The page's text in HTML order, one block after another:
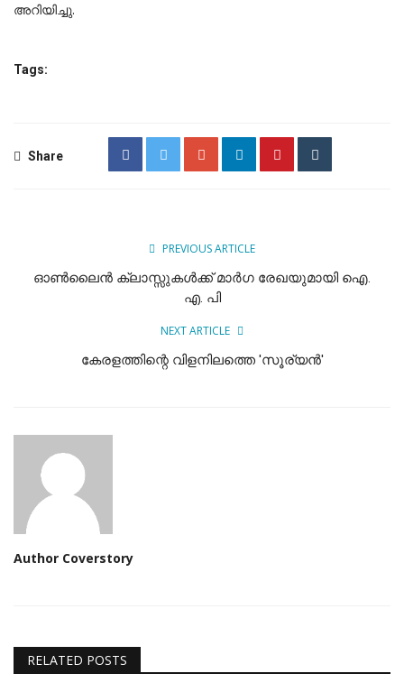
അറിയിച്ചു.
Tags:
Share
PREVIOUS ARTICLE
ഓൺലൈൻ ക്ലാസ്സുകൾക്ക് മാർഗ രേഖയുമായി ഐ.
എ. പി
NEXT ARTICLE
കേരളത്തിന്റെ വിളനിലത്തെ 'സൂര്യൻ'
Author Coverstory
RELATED POSTS